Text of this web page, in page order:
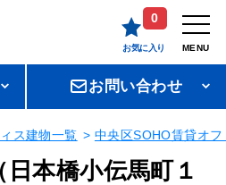
0
お気に入り MENU
お問い合わせ
ス建物一覧 中央区SOHO賃貸オフ
本橋小伝馬町１